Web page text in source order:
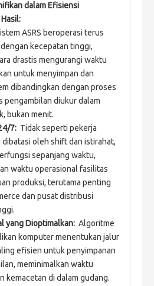
dalam Efisiensi
ASRS beroperasi terus
kecepatan tinggi,
drastis mengurangi waktu
untuk menyimpan dan
dibandingkan dengan proses
pengambilan diukur dalam
bukan menit.
7: Tidak seperti pekerja
dibatasi oleh shift dan istirahat,
sepanjang waktu,
waktu operasional fasilitas
produksi, terutama penting
dan pusat distribusi
yang Dioptimalkan: Algoritme
komputer menentukan jalur
efisien untuk penyimpanan
meminimalkan waktu
kemacetan di dalam gudang.